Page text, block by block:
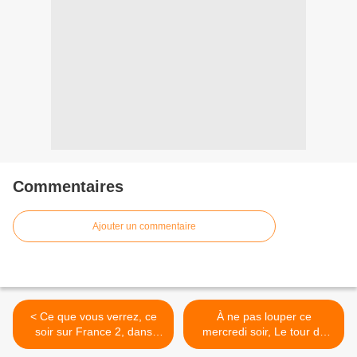
Commentaires
Ajouter un commentaire
< Ce que vous verrez, ce
soir sur France 2, dans
Grandir en France : les
À ne pas louper ce
mercredi soir, Le tour de
France de Lucie Carrasco